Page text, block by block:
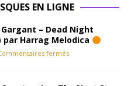
EN LIGNE
– Dead Night
par Harrag Melodica
fermés